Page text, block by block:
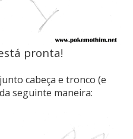
pronta!
cabeça e tronco (e
seguinte maneira: